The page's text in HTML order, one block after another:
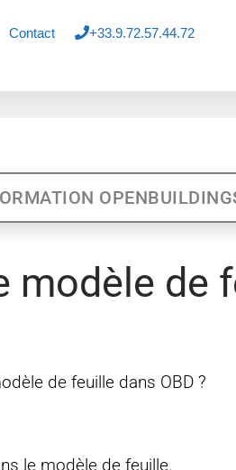
Contact +33.9.72.57.44.72
modèle de
de feuille dans OBD ?
le modèle de feuille.